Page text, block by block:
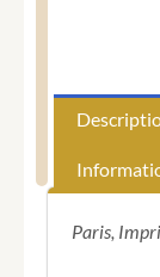
Paris,